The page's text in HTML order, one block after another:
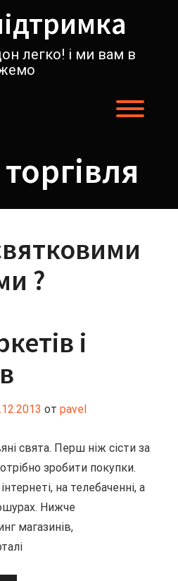
легко! і ми вам в
торгівля
?
і
от pavel
свята. Перш ніж сісти за
зробити покупки.
на телебаченні, а
Нижче
магазинів,